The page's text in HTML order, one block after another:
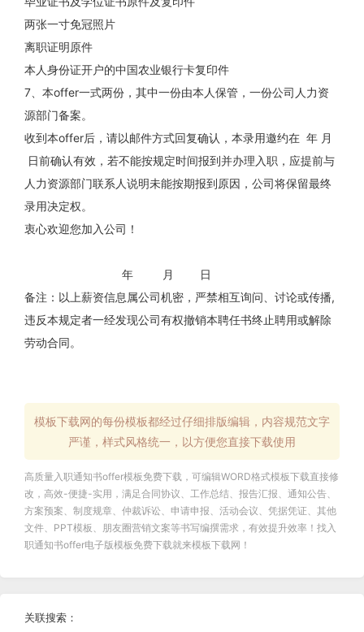
两张一寸免冠照片
离职证明原件
本人身份证开户的中国农业银行卡复印件
7、本offer一式两份，其中一份由本人保管，一份公司人力资
源部门备案。
收到本offer后，请以邮件方式回复确认，本录用邀约在 年 月
日前确认有效，若不能按规定时间报到并办理入职，应提前与
人力资源部门联系人说明未能按期报到原因，公司将保留最终
录用决定权。
衷心欢迎您加入公司！
年 月 日
备注：以上薪资信息属公司机密，严禁相互询问、讨论或传播,
违反本规定者一经发现公司有权撤销本聘任书终止聘用或解除
劳动合同。
模板下载网的每份模板都经过仔细排版编辑，内容规范文字
严谨，样式风格统一，以方便您直接下载使用
高质量入职通知书offer模板免费下载 ，可编辑WORD格式模板下载直接修
改，高效-便捷-实用，满足合同协议、 工作总结、 报告汇报、 通知公告、
方案预案、 制度规章、 仲裁诉讼、 申请申报、 活动会议、 凭据凭证、 其他
文件、PPT模板、朋友圈营销文案等书写编撰需求，有效提升效率！找入
职通知书offer电子版模板免费下载就来模板下载网 ！
关联搜索：